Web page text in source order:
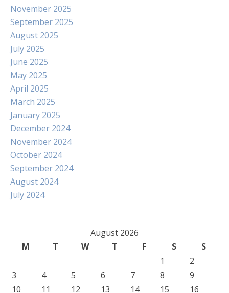
November 2025
September 2025
August 2025
July 2025
June 2025
May 2025
April 2025
March 2025
January 2025
December 2024
November 2024
October 2024
September 2024
August 2024
July 2024
August 2026
M
T W T F S
S
1
2
3
4 5 6 7 8
9
10
11 12 13 14 15 16